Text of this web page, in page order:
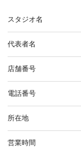
スタジオ名
代表者名
店舗番号
電話番号
所在地
営業時間